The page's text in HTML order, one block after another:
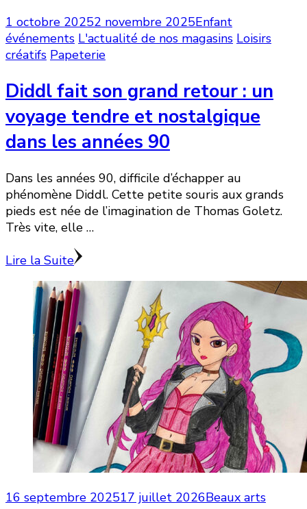
1 octobre 20252 novembre 2025Enfant
événements L'actualité de nos magasins Loisirs
créatifs Papeterie
Diddl fait son grand retour : un
voyage tendre et nostalgique
dans les années 90
Dans les années 90, difficile d’échapper au
phénomène Diddl. Cette petite souris aux grands
pieds est née de l’imagination de Thomas Goletz.
Très vite, elle …
Lire la Suite
16 septembre 202517 juillet 2026Beaux arts